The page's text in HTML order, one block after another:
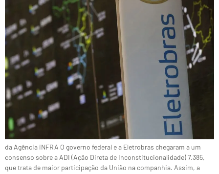
da Agência iNFRA O governo federal e a Eletrobras chegaram a um
consenso sobre a ADI (Ação Direta de Inconstitucionalidade) 7.385,
que trata de maior participação da União na companhia. Assim, a